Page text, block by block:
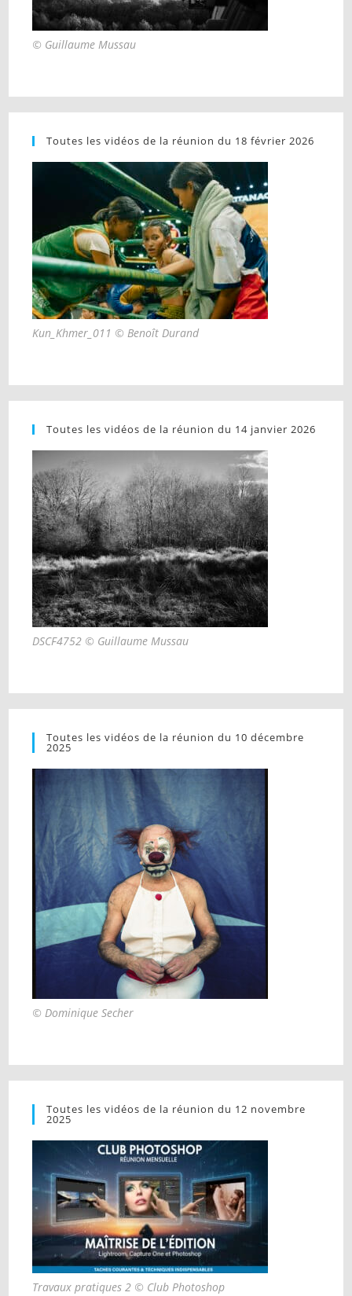
© Guillaume Mussau
Toutes les vidéos de la réunion du 18 février 2026
Kun_Khmer_011 © Benoît Durand
Toutes les vidéos de la réunion du 14 janvier 2026
DSCF4752 © Guillaume Mussau
Toutes les vidéos de la réunion du 10 décembre
2025
© Dominique Secher
Toutes les vidéos de la réunion du 12 novembre
2025
Travaux pratiques 2 © Club Photoshop